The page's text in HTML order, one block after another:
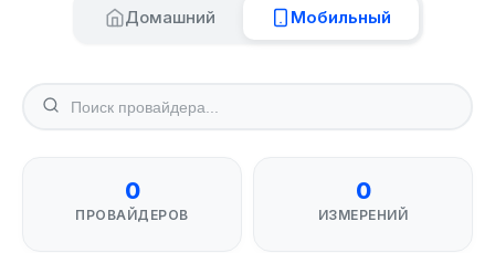
Домашний Мобильный
0
ПРОВАЙДЕРОВ
0
ИЗМЕРЕНИЙ